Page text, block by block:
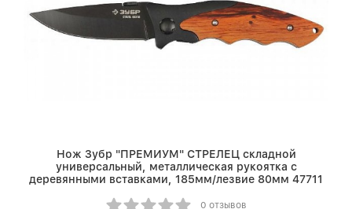
Нож Зубр "ПРЕМИУМ" СТРЕЛЕЦ складной
универсальный, металлическая рукоятка с
деревянными вставками, 185мм/лезвие 80мм 47711
0 отзывов